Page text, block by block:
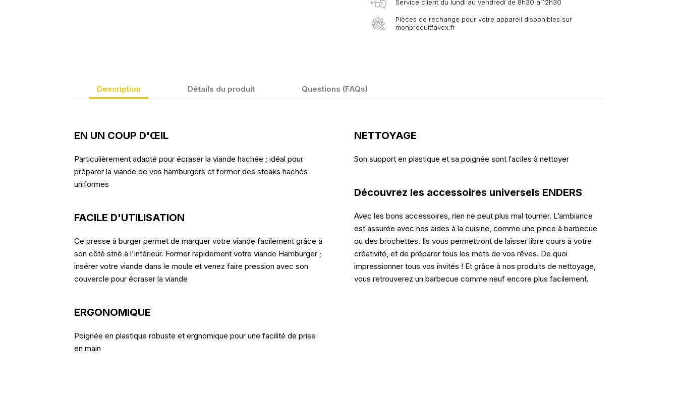
Service client du lundi au vendredi de 8h30 à 12h30
Pièces de rechange pour votre appareil disponibles sur
monproduitfavex.fr
Description Détails du produit Questions (FAQs)
EN UN COUP D'ŒIL
Particulièrement adapté pour écraser la viande hachée ; idéal pour
préparer la viande de vos hamburgers et former des steaks hachés
uniformes
FACILE D'UTILISATION
Ce presse à burger permet de marquer votre viande facilement grâce à
son côté strié à l'intérieur. Former rapidement votre viande Hamburger ;
insérer votre viande dans le moule et venez faire pression avec son
couvercle pour écraser la viande
ERGONOMIQUE
Poignée en plastique robuste et ergnomique pour une facilité de prise
en main
NETTOYAGE
Son support en plastique et sa poignée sont faciles à nettoyer
Découvrez les accessoires universels ENDERS
Avec les bons accessoires, rien ne peut plus mal tourner. L’ambiance
est assurée avec nos aides à la cuisine, comme une pince à barbecue
ou des brochettes. Ils vous permettront de laisser libre cours à votre
créativité, et de préparer tous les mets de vos rêves. De quoi
impressionner tous vos invités ! Et grâce à nos produits de nettoyage,
vous retrouverez un barbecue comme neuf encore plus facilement.